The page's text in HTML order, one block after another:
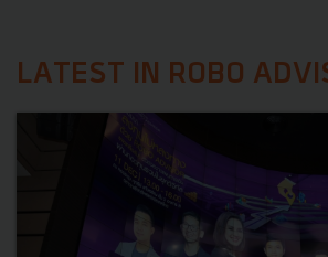
LATEST IN ROBO